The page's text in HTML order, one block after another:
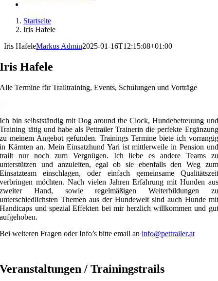
Startseite
Iris Hafele
Iris HafeleMarkus Admin2025-01-16T12:15:08+01:00
Iris Hafele
Alle Termine für Trailtraining, Events, Schulungen und Vorträge
Ich bin selbstständig mit Dog around the Clock, Hundebetreuung und
Training tätig und habe als Pettrailer Trainerin die perfekte Ergänzung
zu meinem Angebot gefunden. Trainings Termine biete ich vorrangig
in Kärnten an. Mein Einsatzhund Yari ist mittlerweile in Pension und
trailt nur noch zum Vergnügen. Ich liebe es andere Teams zu
unterstützen und anzuleiten, egal ob sie ebenfalls den Weg zum
Einsatzteam einschlagen, oder einfach gemeinsame Qualitätszeit
verbringen möchten. Nach vielen Jahren Erfahrung mit Hunden aus
zweiter Hand, sowie regelmäßigen Weiterbildungen zu
unterschiedlichsten Themen aus der Hundewelt sind auch Hunde mit
Handicaps und spezial Effekten bei mir herzlich willkommen und gut
aufgehoben.
Bei weiteren Fragen oder Info’s bitte email aninfo@pettrailer.at
Veranstaltungen /Trainingstrails